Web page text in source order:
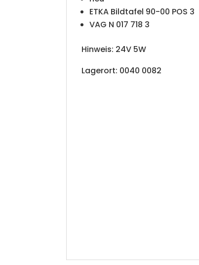
ETKA Bildtafel 90-00 POS 3
VAG N 017 718 3
Hinweis: 24V 5W
Lagerort: 0040 0082